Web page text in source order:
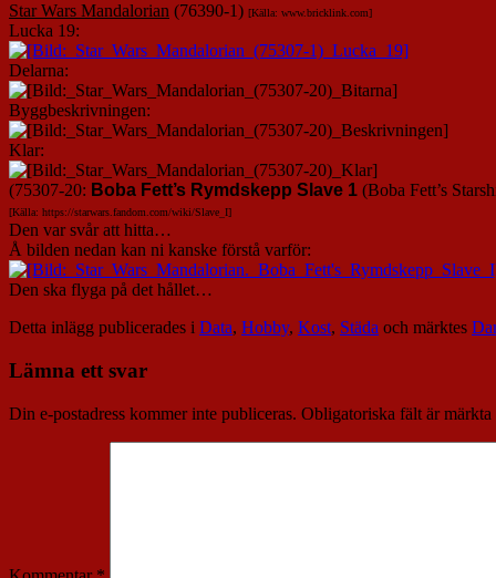
Star Wars Mandalorian (76390-1) [Källa: www.bricklink.com]
Lucka 19:
Delarna:
Byggbeskrivningen:
Klar:
(75307-20: Boba Fett’s Rymdskepp Slave 1 (Boba Fett’s
[Källa: https://starwars.fandom.com/wiki/Slave_I]
Den var svår att hitta…
Å bilden nedan kan ni kanske förstå varför:
Den ska flyga på det hållet…
Detta inlägg publicerades i Data, Hobby, Kost, Städa och märktes
Lämna ett svar
Din e-postadress kommer inte publiceras. Obligatoriska fält är märkta